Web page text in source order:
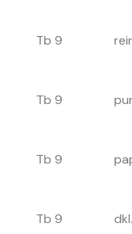
Tb 9
Tb 9
Tb 9
Tb 9